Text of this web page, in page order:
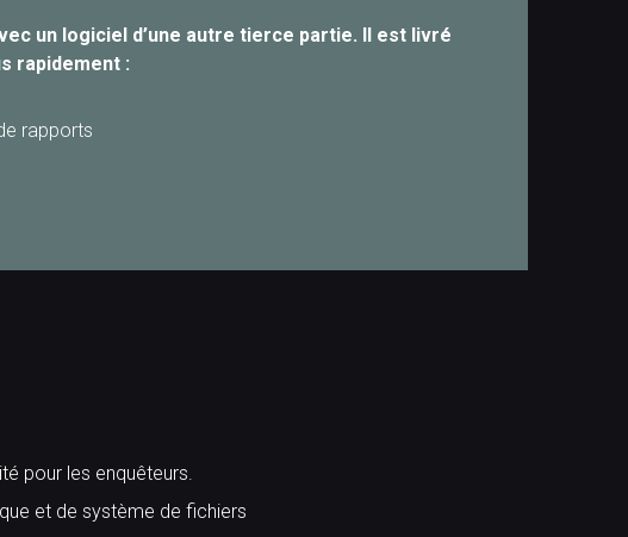
un logiciel d’une autre tierce partie. Il est livré
rapidement :
rapports
pour les enquêteurs.
et de système de fichiers